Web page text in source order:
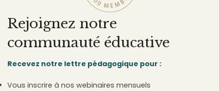
Rejoignez notre
communauté éducative
Recevez notre lettre pédagogique pour :
Vous inscrire à nos webinaires mensuels